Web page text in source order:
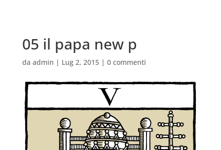
05 il papa new p
da admin | Lug 2, 2015| 0 commenti